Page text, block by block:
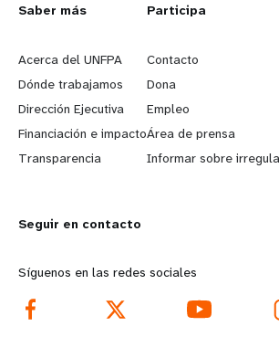
L
e
a
r
n
o
r
e
Saber más
Acerca del UNFPA
Dónde trabajamos
Dirección Ejecutiva
Financiación e impacto
Transparencia
G
o
b
e
y
d
Participa
Contacto
Dona
Empleo
Área de prensa
Informar sobre
Seguir en contacto
Síguenos en las redes sociales